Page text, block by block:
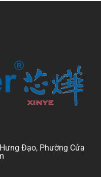
Đạo, Phường Cửa